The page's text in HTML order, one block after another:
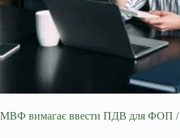
МВФ вимагає ввести ПДВ для ФОП /